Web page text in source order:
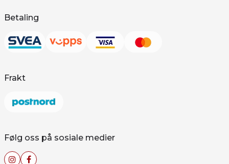
Betaling
Frakt
Følg oss på sosiale medier